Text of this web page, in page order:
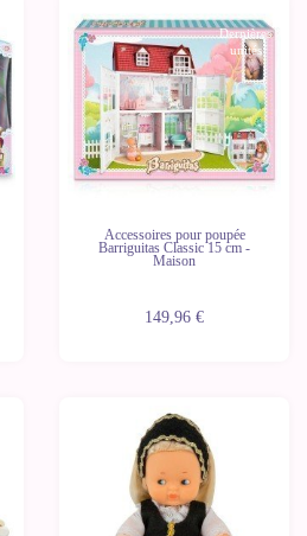
Dernières
unités
Accessoires pour poupée
Barriguitas Classic 15 cm -
Maison
149,96 €